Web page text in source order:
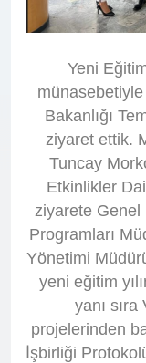
Yeni
Bakanlığı
ziyaret ettik.
Tuncay
Etkinlikler
ziyarete Genel
Programları
Yönetimi
yeni eğitim
yanı sıra
projelerinden
İşbirliği